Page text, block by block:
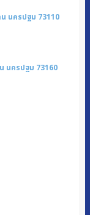
นครปฐม 73110
นครปฐม 73160